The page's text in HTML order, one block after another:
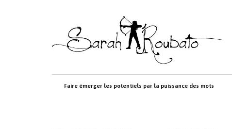
content
Faire émerger les potentiels par la puissance des mots